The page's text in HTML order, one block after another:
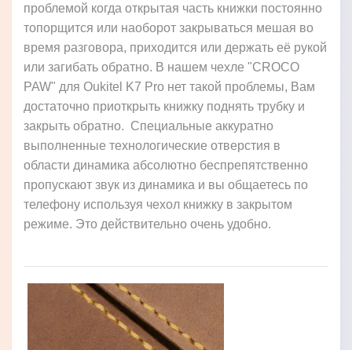
проблемой когда открытая часть книжки постоянно
топорщится или наоборот закрываться мешая во
время разговора, приходится или держать её рукой
или загибать обратно. В нашем чехле "CROCO
PAW" для Oukitel K7 Pro нет такой проблемы, Вам
достаточно приоткрыть книжку поднять трубку и
закрыть обратно. Специальные аккуратно
выполненные технологические отверстия в
области динамика абсолютно беспрепятственно
пропускают звук из динамика и вы общаетесь по
телефону используя чехол книжку в закрытом
режиме. Это действительно очень удобно.